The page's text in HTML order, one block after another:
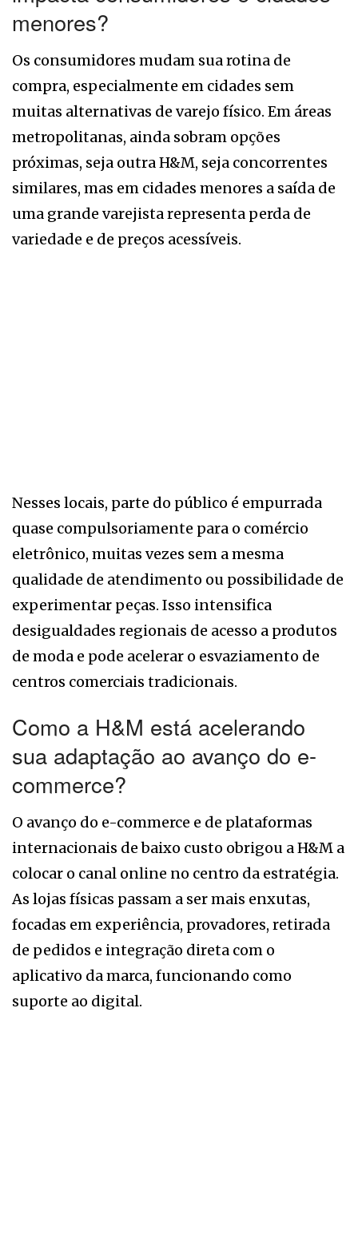
menores?
Os consumidores mudam sua rotina de
compra, especialmente em cidades sem
muitas alternativas de varejo físico. Em áreas
metropolitanas, ainda sobram opções
próximas, seja outra H&M, seja concorrentes
similares, mas em cidades menores a saída de
uma grande varejista representa perda de
variedade e de preços acessíveis.
Nesses locais, parte do público é empurrada
quase compulsoriamente para o comércio
eletrônico, muitas vezes sem a mesma
qualidade de atendimento ou possibilidade de
experimentar peças. Isso intensifica
desigualdades regionais de acesso a produtos
de moda e pode acelerar o esvaziamento de
centros comerciais tradicionais.
Como a H&M está acelerando
sua adaptação ao avanço do e-
commerce?
O avanço do e-commerce e de plataformas
internacionais de baixo custo obrigou a H&M a
colocar o canal online no centro da estratégia.
As lojas físicas passam a ser mais enxutas,
focadas em experiência, provadores, retirada
de pedidos e integração direta com o
aplicativo da marca, funcionando como
suporte ao digital.